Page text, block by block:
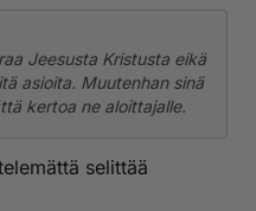
Jeesusta Kristusta eikä
asioita. Muutenhan sinä
kertoa ne aloittajalle.
selittää